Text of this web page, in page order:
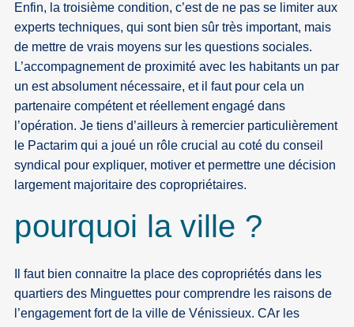
Enfin, la troisième condition, c’est de ne pas se limiter aux
experts techniques, qui sont bien sûr très important, mais
de mettre de vrais moyens sur les questions sociales.
L’accompagnement de proximité avec les habitants un par
un est absolument nécessaire, et il faut pour cela un
partenaire compétent et réellement engagé dans
l’opération. Je tiens d’ailleurs à remercier particulièrement
le Pactarim qui a joué un rôle crucial au coté du conseil
syndical pour expliquer, motiver et permettre une décision
largement majoritaire des copropriétaires.
pourquoi la ville ?
Il faut bien connaitre la place des copropriétés dans les
quartiers des Minguettes pour comprendre les raisons de
l’engagement fort de la ville de Vénissieux. CAr les